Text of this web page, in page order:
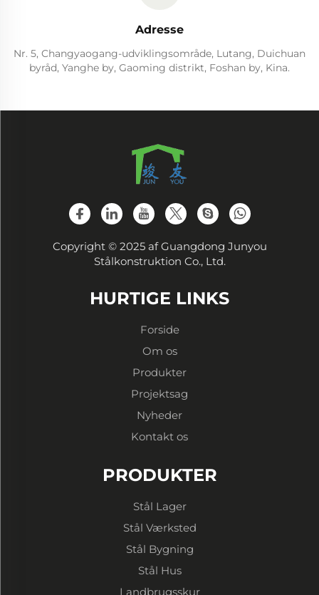
Adresse
Nr. 5, Changyaogang-udviklingsområde, Lutang, Duichuan
byråd, Yanghe by, Gaoming distrikt, Foshan by, Kina.
Copyright © 2025 af Guangdong Junyou
Stålkonstruktion Co., Ltd.
HURTIGE LINKS
Forside
Om os
Produkter
Projektsag
Nyheder
Kontakt os
PRODUKTER
Stål Lager
Stål Værksted
Stål Bygning
Stål Hus
Landbrugsskur